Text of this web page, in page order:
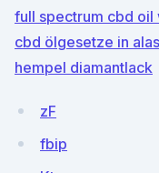
full spectrum cbd oil
cbd ölgesetze in
hempel diamantlack
zF
fbip